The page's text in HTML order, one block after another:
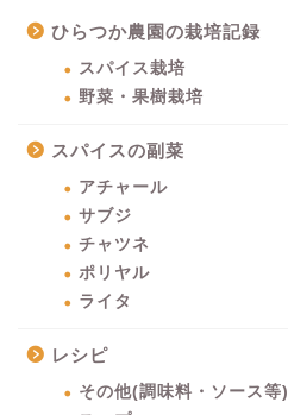
ひらつか農園の栽培記録
スパイス栽培
野菜・果樹栽培
スパイスの副菜
アチャール
サブジ
チャツネ
ポリヤル
ライタ
レシピ
その他(調味料・ソース等)